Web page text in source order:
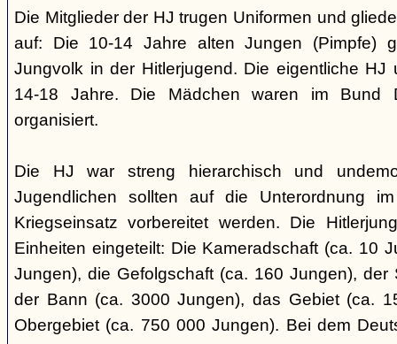
Die Mitglieder der HJ trugen Uniformen und
auf: Die 10-14 Jahre alten Jungen (Pimpfe)
Jungvolk in der Hitlerjugend. Die eigentliche HJ
14-18 Jahre. Die Mädchen waren im Bund
organisiert.
Die HJ war streng hierarchisch und
Jugendlichen sollten auf die Unterordnung
Kriegseinsatz vorbereitet werden. Die
Einheiten eingeteilt: Die Kameradschaft (ca. 10
Jungen), die Gefolgschaft (ca. 160 Jungen), der
der Bann (ca. 3000 Jungen), das Gebiet (ca.
Obergebiet (ca. 750 000 Jungen). Bei dem